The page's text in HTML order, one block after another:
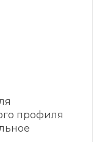
профиля